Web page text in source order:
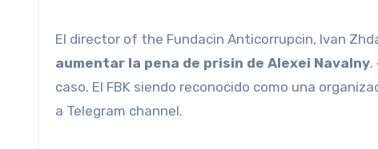
El director of the Fundacin Anticorrupcin, Ivan
aumentar la pena de prisin de Alexei Navalny.
caso. El FBK siendo reconocido como una
a Telegram channel.